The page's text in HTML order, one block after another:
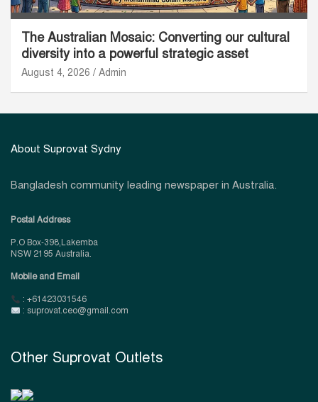
The Australian Mosaic: Converting our cultural
diversity into a powerful strategic asset
August 4, 2026 Admin
About Suprovat Sydny
Bangladesh community leading newspaper in Australia.
Postal Address
P.O Box-398,Lakemba
NSW 2195 Australia.
Mobile and Email
: +61423031546
: suprovat.ceo@gmail.com
Other Suprovat Outlets